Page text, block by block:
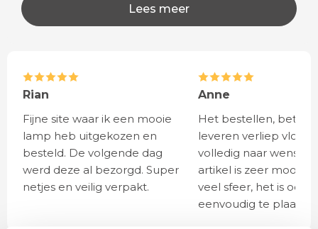
Lees meer
Rian
Fijne site waar ik een mooie
lamp heb uitgekozen en
besteld. De volgende dag
werd deze al bezorgd. Super
netjes en veilig verpakt.
Anne
Het bestellen,
leveren verliep vlot en
volledig naar wens.
artikel is zeer mooi
veel sfeer, het is ook
eenvoudig te